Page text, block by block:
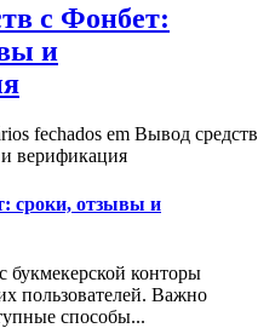
с Фонбет:
и
fechados em Вывод средств
верификация
сроки, отзывы и
букмекерской конторы
пользователей. Важно
способы...